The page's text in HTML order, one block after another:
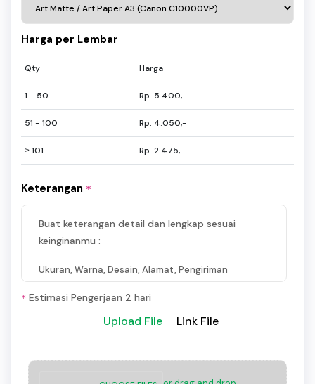
Harga per Lembar
Qty Harga
1 - 50 Rp. 5.400,-
51 - 100 Rp. 4.050,-
≥ 101 Rp. 2.475,-
Keterangan *
Buat keterangan detail dan lengkap sesuai
keinginanmu :
Ukuran, Warna, Desain, Alamat, Pengiriman
* Estimasi Pengerjaan 2 hari
Upload File Link File